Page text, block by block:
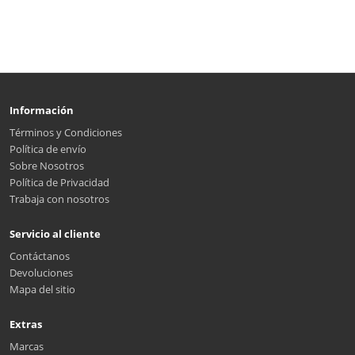
Información
Términos y Condiciones
Política de envío
Sobre Nosotros
Política de Privacidad
Trabaja con nosotros
Servicio al cliente
Contáctanos
Devoluciones
Mapa del sitio
Extras
Marcas